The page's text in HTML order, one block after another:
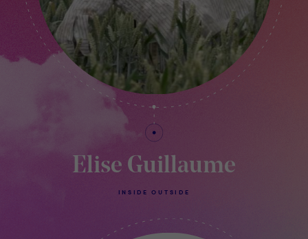
Elise Guillaume
INSIDE OUTSIDE